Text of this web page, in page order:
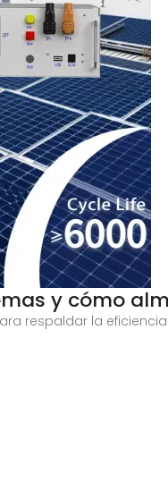
y cómo
respaldar la